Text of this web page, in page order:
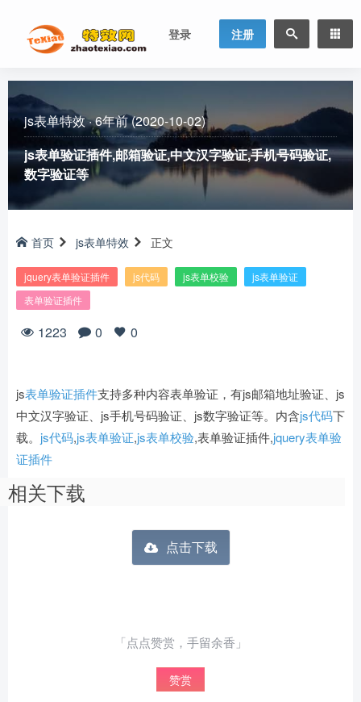
登录 注册
js表单特效·6年前 (2020-10-02)
js表单验证插件,邮箱验证,中文汉字验证,手机号码验证,
数字验证等
首页 js表单特效 正文
jquery表单验证插件 js代码 js表单校验
js表单验证
表单验证插件
1223 0 0
js表单验证插件支持多种内容表单验证，有js邮箱地址验证、js
中文汉字验证、js手机号码验证、js数字验证等。内含js代码下
载。 js代码,js表单验证,js表单校验,表单验证插件,jquery表单验
证插件
相关下载
点击下载
「点点赞赏，手留余香」
赞赏